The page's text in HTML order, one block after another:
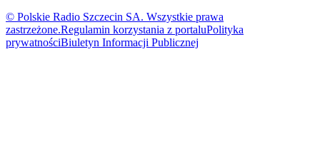
© Polskie Radio Szczecin SA. Wszystkie prawa
zastrzeżone.Regulamin korzystania z portaluPolityka
prywatnościBiuletyn Informacji Publicznej